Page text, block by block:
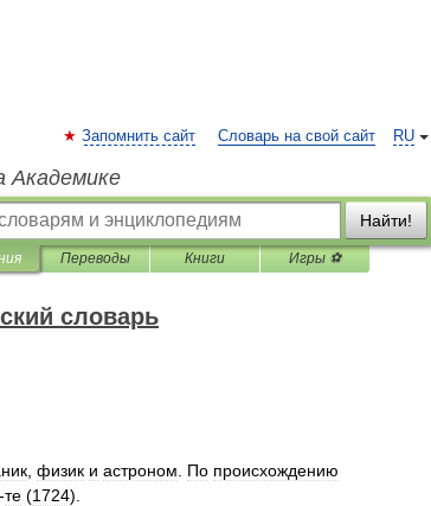
RU
Запомнить сайт Словарь на свой сайт
Академике
Найти!
Переводы Книги Игры ⚽
словарь
физик и астроном По происхождению
-те (1724).